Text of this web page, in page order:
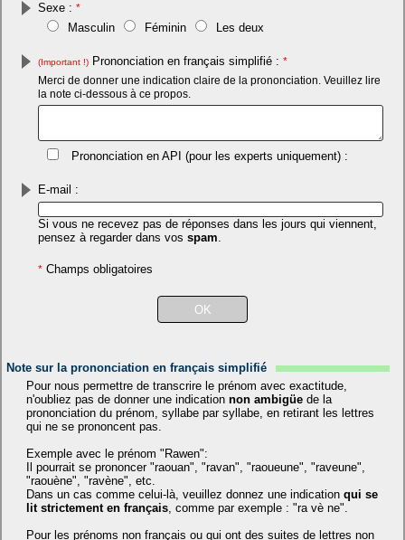
Sexe : *
Masculin Féminin Les deux
(Important !) Prononciation en français simplifié : *
Merci de donner une indication claire de la prononciation. Veuillez lire
la note ci-dessous à ce propos.
Prononciation en API (pour les experts uniquement) :
E-mail :
Si vous ne recevez pas de réponses dans les jours qui viennent,
pensez à regarder dans vos spam.
* Champs obligatoires
Note sur la prononciation en français simplifié
Pour nous permettre de transcrire le prénom avec exactitude,
n'oubliez pas de donner une indication non ambigüede la
prononciation du prénom, syllabe par syllabe, en retirant les lettres
qui ne se prononcent pas.
Exemple avec le prénom "Rawen":
Il pourrait se prononcer "raouan", "ravan", "raoueune", "raveune",
"raouène", "ravène", etc.
Dans un cas comme celui-là, veuillez donnez une indication qui se
lit strictement en français, comme par exemple : "ra vè ne".
Pour les prénoms non français ou qui ont des suites de lettres non